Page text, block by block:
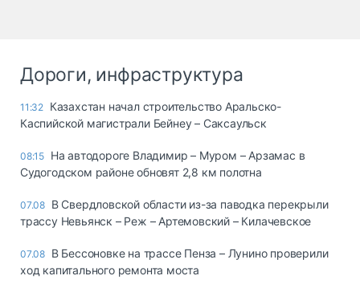
Дороги, инфраструктура
11:32 Казахстан начал строительство Аральско-
Каспийской магистрали Бейнеу – Саксаульск
08:15 На автодороге Владимир – Муром – Арзамас в
Судогодском районе обновят 2,8 км полотна
07.08 В Свердловской области из-за паводка перекрыли
трассу Невьянск – Реж – Артемовский – Килачевское
07.08 В Бессоновке на трассе Пенза – Лунино проверили
ход капитального ремонта моста